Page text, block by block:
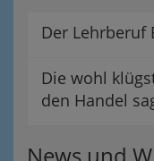
Der Lehrberuf
Die wohl
den Handel